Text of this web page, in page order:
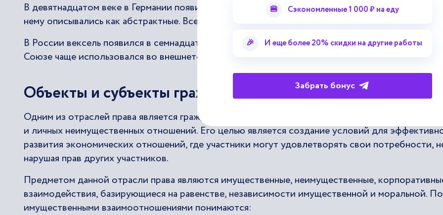
В девятнадцатом веке в Германии появился закон об использовании векселя, где
нему описывались как абстрактные. Все условия по документу прописывались в тексте.
В России вексель появился в семнадцатом веке, был завезен немецкими торговцами. В
Союзе чаще использовался во внешнеторговых операциях.
Объекты и субъекты гражданских прав
Одним из отраслей права является гражданское право. Оно занимается вопросами
и личных неимущественных отношений. Его целью является создание условий для
развития экономических отношений, где участники могут удовлетворять свои потребности,
нарушая прав других участников.
Предметом данной отрасли права являются имущественные, неимущественные,
взаимодействия, базирующиеся на равенстве, независимости имущественной и моральной.
имущественными взаимоотношениями понимаются:
🍔 Сэкономленные 1 000 ₽ на еду
🎉 И еще более 20% скидки на другие работы
Забрать бонус